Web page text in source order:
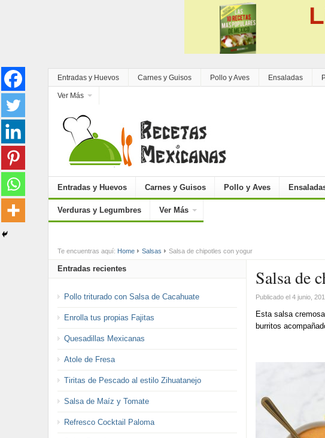
Entradas y Huevos Carnes y Guisos Pollo y Aves Ensaladas
Ver Más
Entradas y Huevos Carnes y Guisos Pollo y Aves
Verduras y Legumbres Ver Más
Te encuentras aquí: Home Salsas Salsa de chipotles con yogur
Salsa de
Publicado el 4 junio,
Esta salsa
burritos
Entradas recientes
Pollo triturado con Salsa de Cacahuate
Enrolla tus propias Fajitas
Quesadillas Mexicanas
Atole de Fresa
Tiritas de Pescado al estilo Zihuatanejo
Salsa de Maíz y Tomate
Refresco Cocktail Paloma